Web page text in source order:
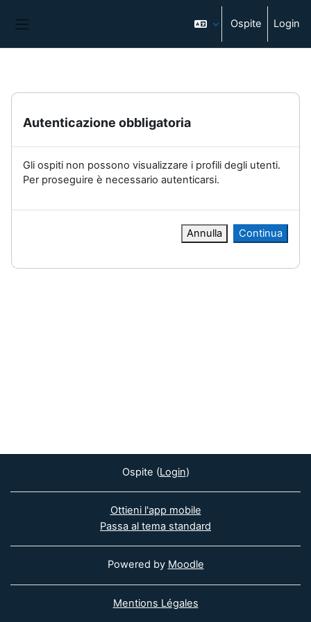
Ospite Login
Autenticazione obbligatoria
Gli ospiti non possono visualizzare i profili degli utenti.
Per proseguire è necessario autenticarsi.
Annulla Continua
Ospite (Login)
Ottieni l'app mobile
Passa al tema standard
Powered by Moodle
Mentions Légales